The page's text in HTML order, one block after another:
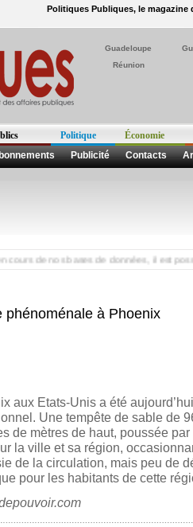
Politiques Publiques, le magazine
Guadeloupe
Réunion
Politique
Économie
Publicité Contacts
de nos bases de données, il est
phénoménale à Phoenix
aux Etats-Unis a été
Une tempête de sable de
de mètres de haut, poussée
la ville et sa région,
de la circulation, mais peu de
pour les habitants de cette